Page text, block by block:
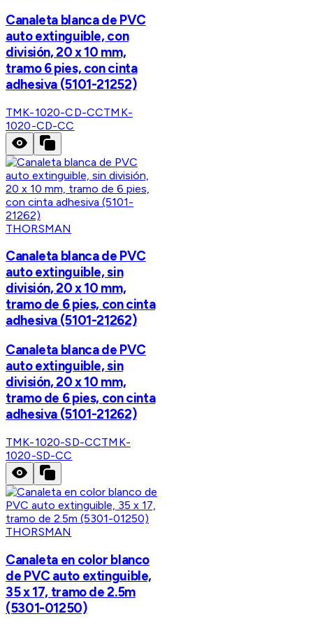
Canaleta blanca de PVC
auto extinguible, con
división, 20 x 10 mm,
tramo 6 pies, con cinta
adhesiva (5101-21252)
TMK-1020-CD-CCTMK-
1020-CD-CC
THORSMAN
Canaleta blanca de PVC
auto extinguible, sin
división, 20 x 10 mm,
tramo de 6 pies, con cinta
adhesiva (5101-21262)
Canaleta blanca de PVC
auto extinguible, sin
división, 20 x 10 mm,
tramo de 6 pies, con cinta
adhesiva (5101-21262)
TMK-1020-SD-CCTMK-
1020-SD-CC
THORSMAN
Canaleta en color blanco
de PVC auto extinguible,
35 x 17, tramo de 2.5m
(5301-01250)